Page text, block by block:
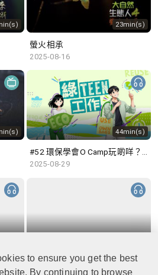
to ensure you get the best
By continuing to browse
23min(s)
螢火相承
2025-08-16
44min(s)
#52 環保學會O Camp玩啲咩？ | 參與學生: Sammi、Cardi、Charles (香港科技大學 環境管理及科技學生聯會)
2025-08-29
#51 積極參與回收比賽 | 參與學生: 巫巫、Vincy、Thomas (樂善堂顧超文中學) (「SGREEN 校際回收比賽」最積極參與學校獎 中學組銀獎得主)
2025-08-15